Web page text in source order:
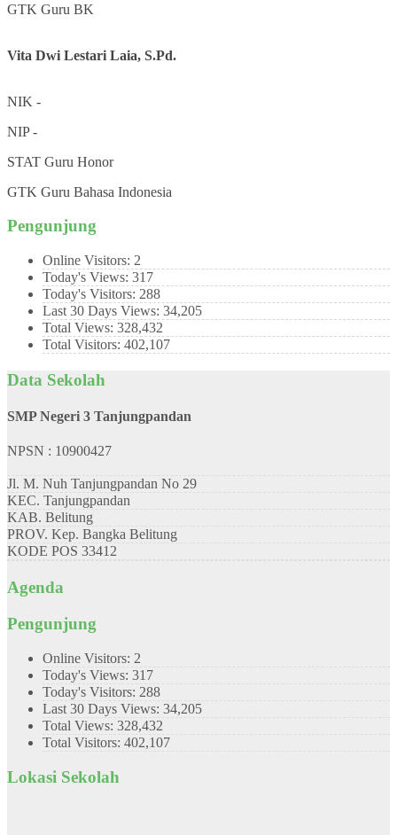
GTK Guru BK
Vita Dwi Lestari Laia, S.Pd.
NIK -
NIP-
STAT Guru Honor
GTK Guru Bahasa Indonesia
Pengunjung
Online Visitors: 2
Today's Views: 317
Today's Visitors: 288
Last 30 Days Views: 34,205
Total Views: 328,432
Total Visitors: 402,107
Data Sekolah
SMP Negeri 3 Tanjungpandan
NPSN : 10900427
Jl. M. Nuh Tanjungpandan No 29
KEC. Tanjungpandan
KAB. Belitung
PROV. Kep. Bangka Belitung
KODE POS 33412
Agenda
Pengunjung
Online Visitors: 2
Today's Views: 317
Today's Visitors: 288
Last 30 Days Views: 34,205
Total Views: 328,432
Total Visitors: 402,107
Lokasi Sekolah